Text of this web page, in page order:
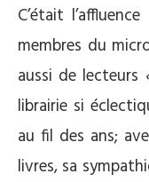
C’était
membres du
aussi de lecteurs
librairie si
au fil des ans;
livres, sa